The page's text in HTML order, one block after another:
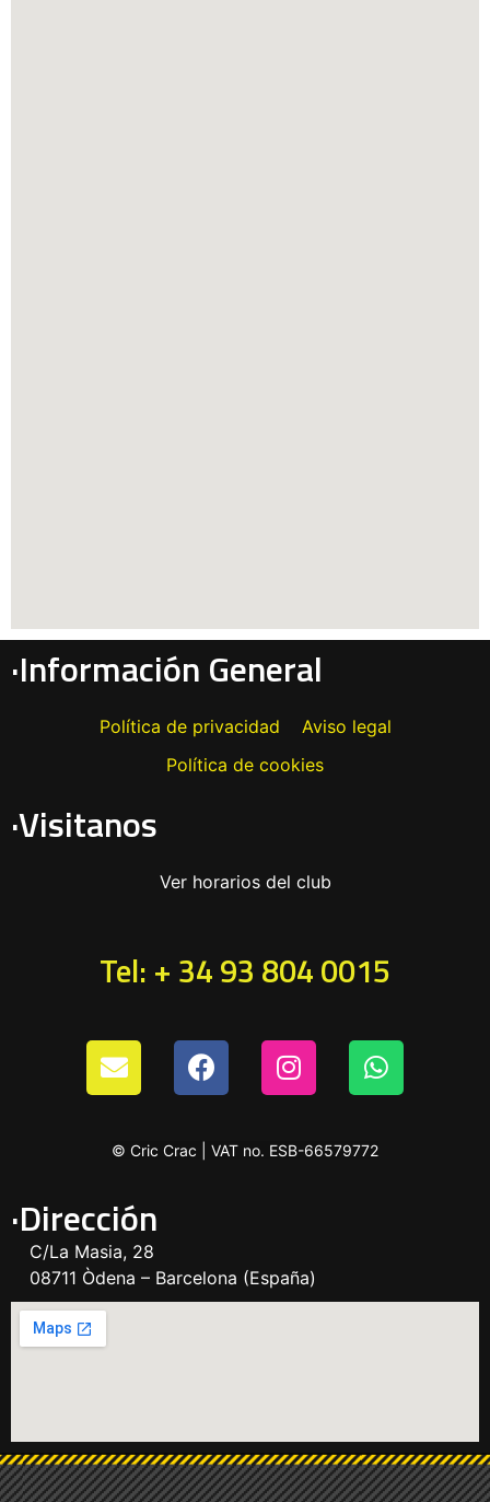
·Información General
Política de privacidad
Aviso legal
Política de cookies
·Visitanos
Ver horarios del club
Tel: + 34 93 804 0015
© Cric Crac | VAT no. ESB-66579772
·Dirección
C/La Masia, 28
08711 Òdena – Barcelona (España)